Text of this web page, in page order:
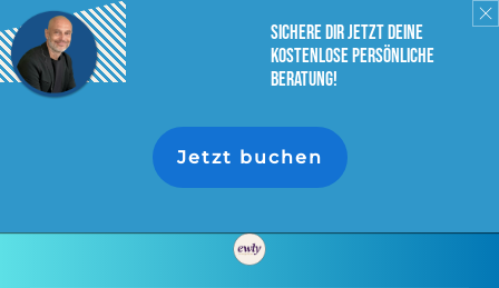
sichere dir jetzt deine
Kostenlose persönliche
Beratung!
Jetzt buchen